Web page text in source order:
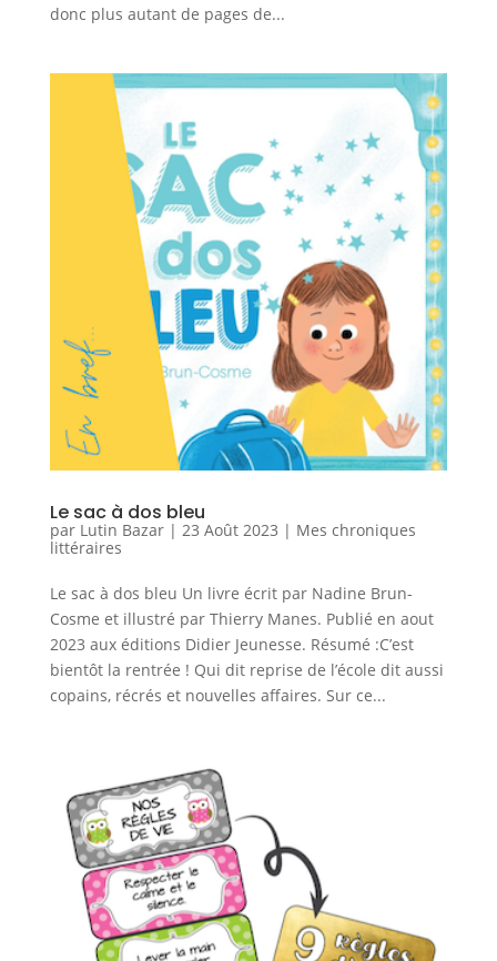
donc plus autant de pages de...
Le sac à dos bleu
par Lutin Bazar| 23 Août 2023 | Mes chroniques
littéraires
Le sac à dos bleu Un livre écrit par Nadine Brun-
Cosme et illustré par Thierry Manes. Publié en aout
2023 aux éditions Didier Jeunesse. Résumé :C’est
bientôt la rentrée ! Qui dit reprise de l’école dit aussi
copains, récrés et nouvelles affaires. Sur ce...